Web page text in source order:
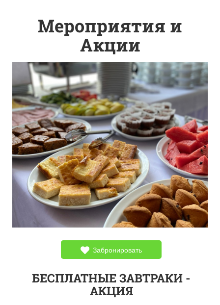
Мероприятия и
Акции
Забронировать
БЕСПЛАТНЫЕ ЗАВТРАКИ -
АКЦИЯ